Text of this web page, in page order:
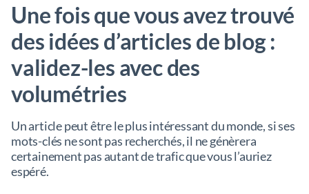
Une fois que vous avez trouvé
des idées d’articles de blog :
validez-les avec des
volumétries
Un article peut être le plus intéressant du monde, si ses
mots-clés ne sont pas recherchés, il ne génèrera
certainement pas autant de trafic que vous l’auriez
espéré.